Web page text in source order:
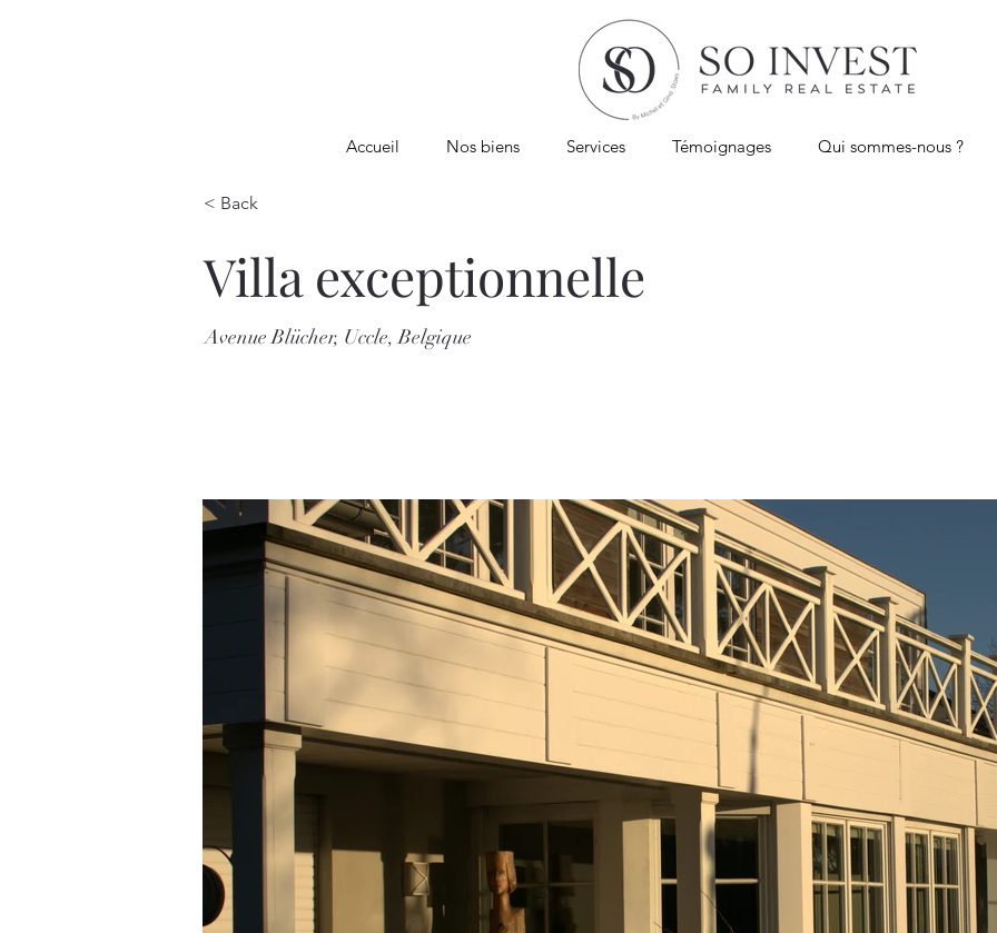
Accueil Nos biens Services Témoignages Qui sommes-nous ?
< Back
Villa exceptionnelle
Avenue Blücher, Uccle, Belgique